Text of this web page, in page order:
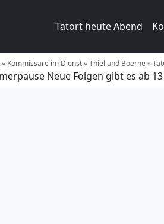
Tatort heute Abend
» Kommissare im Dienst»Thiel und Boerne»
Neue Folgen gibt es ab